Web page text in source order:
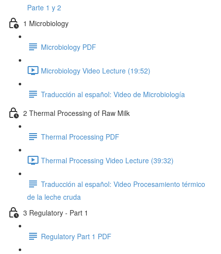
Parte 1 y 2
1 Microbiology
Microbiology PDF
Microbiology Video Lecture (19:52)
Traducción al español: Video de Microbiología
2 Thermal Processing of Raw Milk
Thermal Processing PDF
Thermal Processing Video Lecture (39:32)
Traducción al español: Video Procesamiento térmico
de la leche cruda
3 Regulatory - Part 1
Regulatory Part 1 PDF